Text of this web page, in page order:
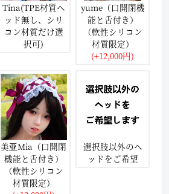
Tina(TPE材質ヘ
ッド無し、シリ
コン材質だけ選
択可)
yume（口開閉機
能と舌付き）
（軟性シリコン
材質限定）
(+12,000円)
美亚Mia（口開閉
機能と舌付き）
（軟性シリコン
材質限定）
選択肢以外のヘ
ッドをご希望